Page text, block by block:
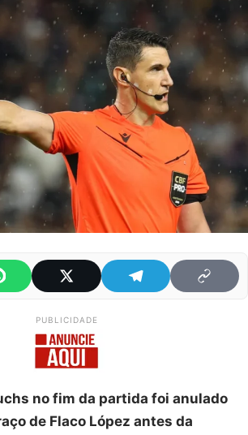
PUBLICIDADE
no fim da partida foi anulado
de Flaco López antes da